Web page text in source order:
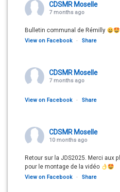
CDSMR Moselle
7 months ago
Bulletin communal de Rémilly
View on Facebook · Share
CDSMR Moselle
7 months ago
View on Facebook · Share
CDSMR Moselle
10 months ago
Retour sur la JDS2025. Merci aux
pour le montage de la vidéo
View on Facebook · Share